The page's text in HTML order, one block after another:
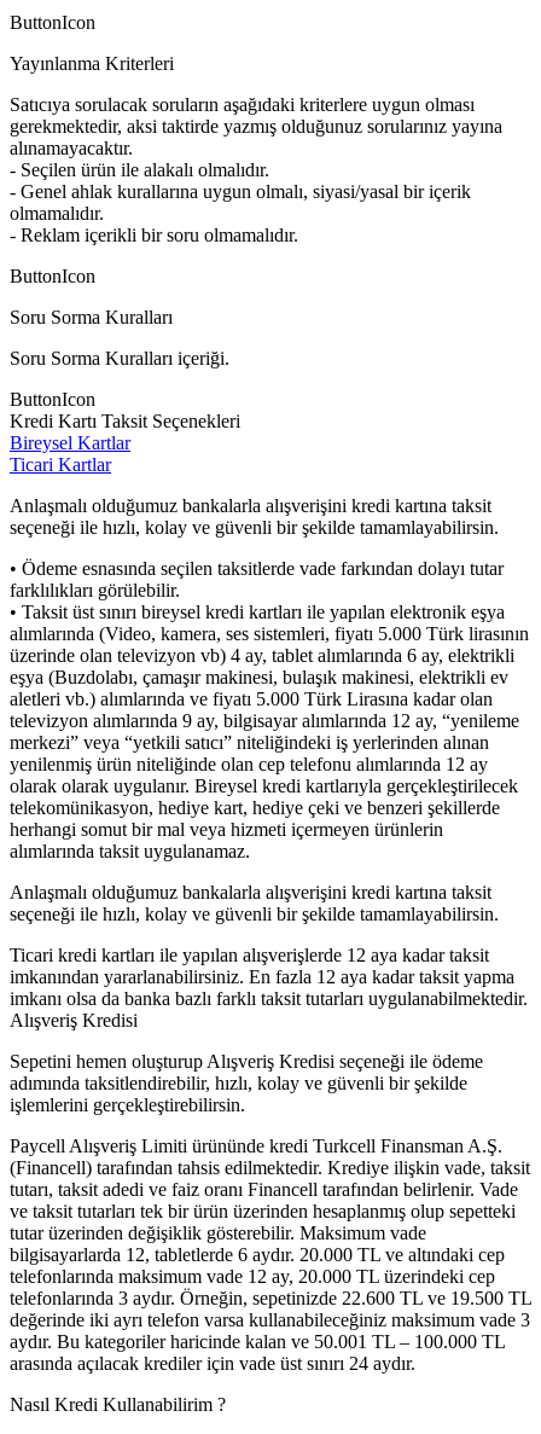
ButtonIcon
Yayınlanma Kriterleri
Satıcıya sorulacak soruların aşağıdaki kriterlere uygun olması
gerekmektedir, aksi taktirde yazmış olduğunuz sorularınız yayına
alınamayacaktır.
- Seçilen ürün ile alakalı olmalıdır.
- Genel ahlak kurallarına uygun olmalı, siyasi/yasal bir içerik
olmamalıdır.
- Reklam içerikli bir soru olmamalıdır.
ButtonIcon
Soru Sorma Kuralları
Soru Sorma Kuralları içeriği.
ButtonIcon
Kredi Kartı Taksit Seçenekleri
Bireysel Kartlar
Ticari Kartlar
Anlaşmalı olduğumuz bankalarla alışverişini kredi kartına taksit
seçeneği ile hızlı, kolay ve güvenli bir şekilde tamamlayabilirsin.
• Ödeme esnasında seçilen taksitlerde vade farkından dolayı tutar
farklılıkları görülebilir.
• Taksit üst sınırı bireysel kredi kartları ile yapılan elektronik eşya
alımlarında (Video, kamera, ses sistemleri, fiyatı 5.000 Türk lirasının
üzerinde olan televizyon vb) 4 ay, tablet alımlarında 6 ay, elektrikli
eşya (Buzdolabı, çamaşır makinesi, bulaşık makinesi, elektrikli ev
aletleri vb.) alımlarında ve fiyatı 5.000 Türk Lirasına kadar olan
televizyon alımlarında 9 ay, bilgisayar alımlarında 12 ay, “yenileme
merkezi” veya “yetkili satıcı” niteliğindeki iş yerlerinden alınan
yenilenmiş ürün niteliğinde olan cep telefonu alımlarında 12 ay
olarak olarak uygulanır. Bireysel kredi kartlarıyla gerçekleştirilecek
telekomünikasyon, hediye kart, hediye çeki ve benzeri şekillerde
herhangi somut bir mal veya hizmeti içermeyen ürünlerin
alımlarında taksit uygulanamaz.
Anlaşmalı olduğumuz bankalarla alışverişini kredi kartına taksit
seçeneği ile hızlı, kolay ve güvenli bir şekilde tamamlayabilirsin.
Ticari kredi kartları ile yapılan alışverişlerde 12 aya kadar taksit
imkanından yararlanabilirsiniz. En fazla 12 aya kadar taksit yapma
imkanı olsa da banka bazlı farklı taksit tutarları uygulanabilmektedir.
Alışveriş Kredisi
Sepetini hemen oluşturup Alışveriş Kredisi seçeneği ile ödeme
adımında taksitlendirebilir, hızlı, kolay ve güvenli bir şekilde
işlemlerini gerçekleştirebilirsin.
Paycell Alışveriş Limiti ürününde kredi Turkcell Finansman A.Ş.
(Financell) tarafından tahsis edilmektedir. Krediye ilişkin vade, taksit
tutarı, taksit adedi ve faiz oranı Financell tarafından belirlenir. Vade
ve taksit tutarları tek bir ürün üzerinden hesaplanmış olup sepetteki
tutar üzerinden değişiklik gösterebilir. Maksimum vade
bilgisayarlarda 12, tabletlerde 6 aydır. 20.000 TL ve altındaki cep
telefonlarında maksimum vade 12 ay, 20.000 TL üzerindeki cep
telefonlarında 3 aydır. Örneğin, sepetinizde 22.600 TL ve 19.500 TL
değerinde iki ayrı telefon varsa kullanabileceğiniz maksimum vade 3
aydır. Bu kategoriler haricinde kalan ve 50.001 TL – 100.000 TL
arasında açılacak krediler için vade üst sınırı 24 aydır.
Nasıl Kredi Kullanabilirim ?